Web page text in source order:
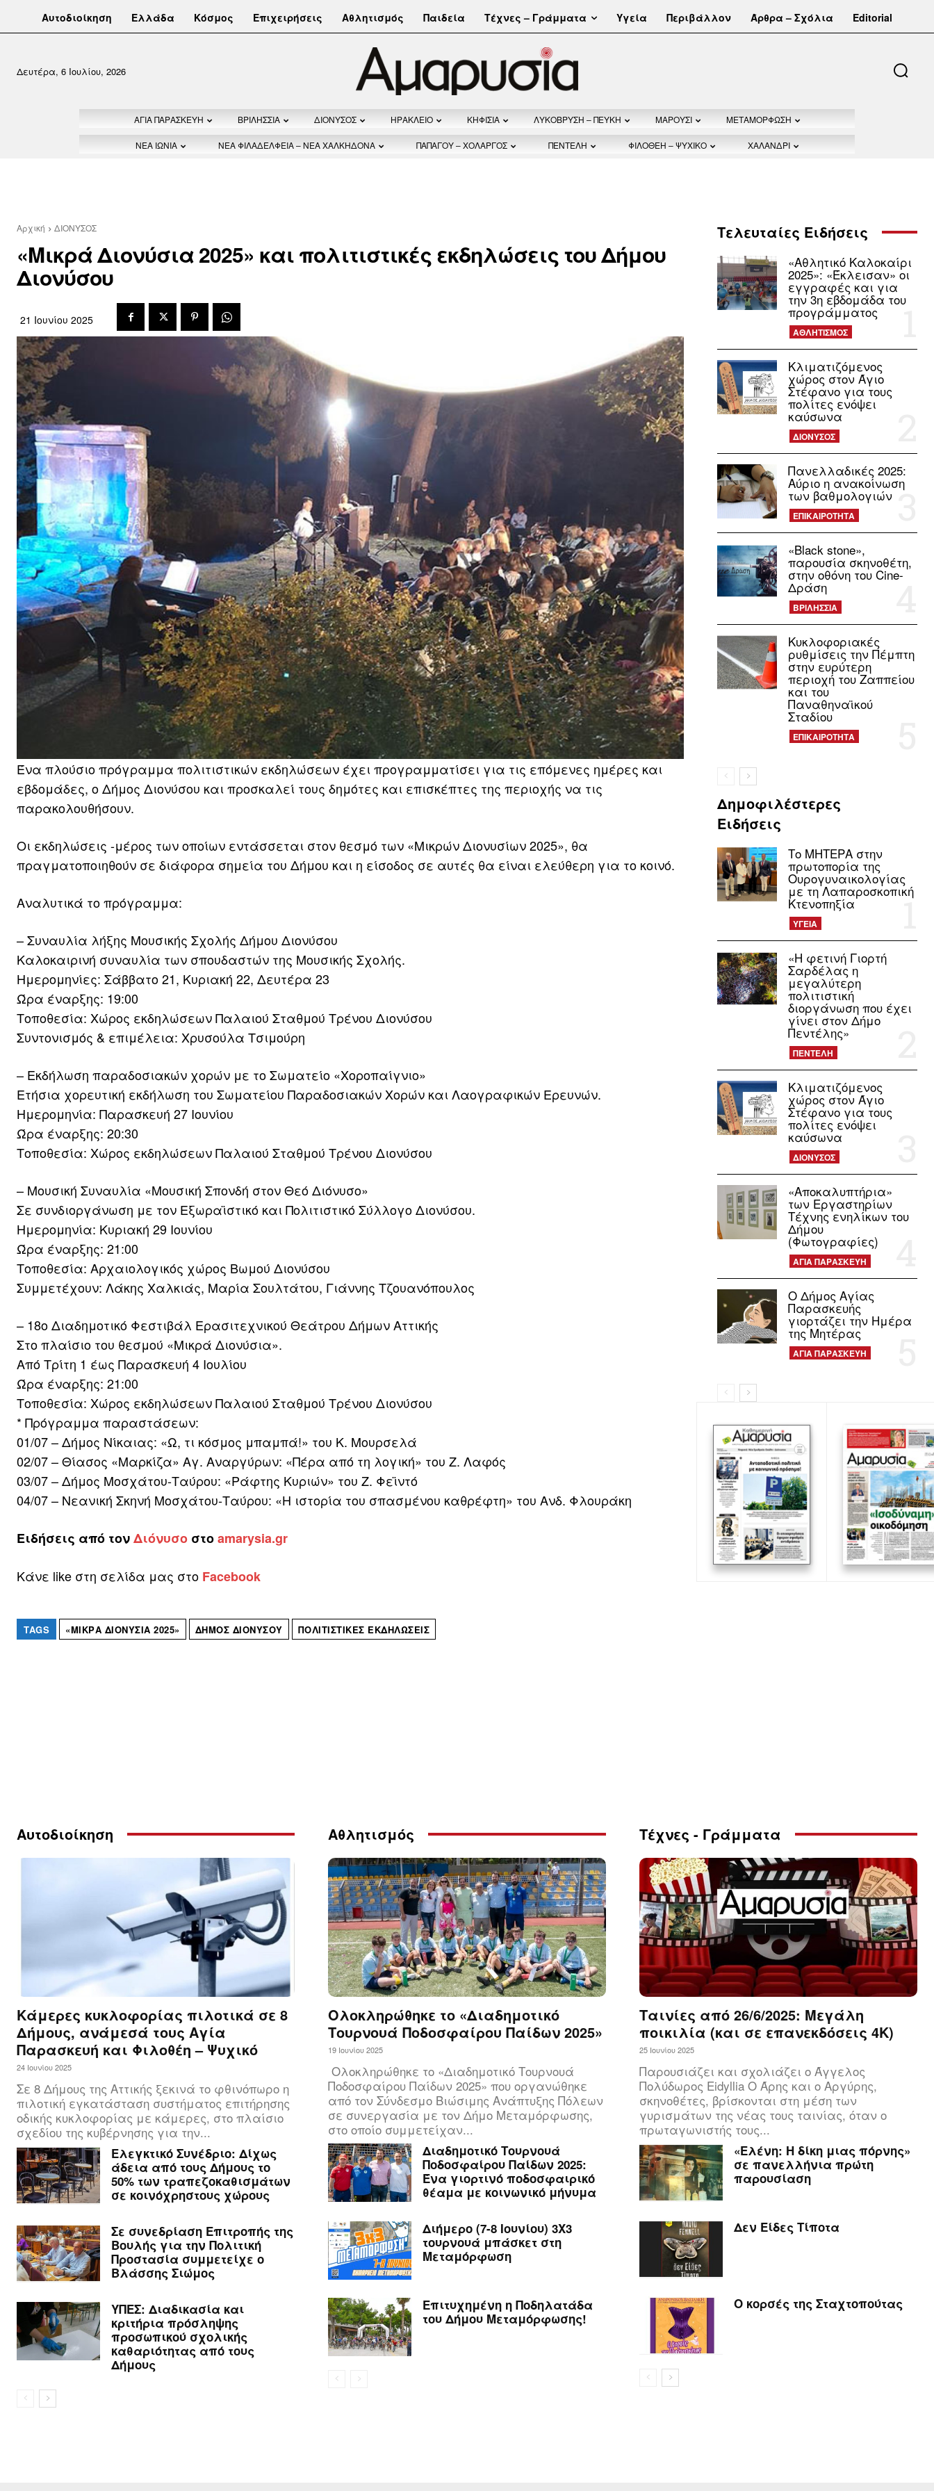
Αυτοδιοίκηση Ελλάδα Κόσμος Επιχειρήσεις Αθλητισμός Παιδεία Τέχνες – Γράμματα Υγεία Περιβάλλον Άρθρα – Σχόλια Editorial
Δευτέρα, 6 Ιουλίου, 2026
ΑΓΙΑ ΠΑΡΑΣΚΕΥΗ ΒΡΙΛΗΣΣΙΑ ΔΙΟΝΥΣΟΣ ΗΡΑΚΛΕΙΟ ΚΗΦΙΣΙΑ ΛΥΚΟΒΡΥΣΗ – ΠΕΥΚΗ ΜΑΡΟΥΣΙ ΜΕΤΑΜΟΡΦΩΣΗ
ΝΕΑ ΙΩΝΙΑ ΝΕΑ ΦΙΛΑΔΕΛΦΕΙΑ – ΝΕΑ ΧΑΛΚΗΔΟΝΑ ΠΑΠΑΓΟΥ – ΧΟΛΑΡΓΟΣ ΠΕΝΤΕΛΗ ΦΙΛΟΘΕΗ – ΨΥΧΙΚΟ ΧΑΛΑΝΔΡΙ
Αρχική ΔΙΟΝΥΣΟΣ
«Μικρά Διονύσια 2025» και πολιτιστικές εκδηλώσεις του Δήμου
Διονύσου
21 Ιουνίου 2025
Ένα πλούσιο πρόγραμμα πολιτιστικών εκδηλώσεων έχει προγραμματίσει για τις επόμενες ημέρες και
εβδομάδες, ο Δήμος Διονύσου και προσκαλεί τους δημότες και επισκέπτες της περιοχής να τις
παρακολουθήσουν.
Οι εκδηλώσεις -μέρος των οποίων εντάσσεται στον θεσμό των «Μικρών Διονυσίων 2025», θα
πραγματοποιηθούν σε διάφορα σημεία του Δήμου και η είσοδος σε αυτές θα είναι ελεύθερη για το κοινό.
Αναλυτικά το πρόγραμμα:
– Συναυλία λήξης Μουσικής Σχολής Δήμου Διονύσου
Καλοκαιρινή συναυλία των σπουδαστών της Μουσικής Σχολής.
Ημερομηνίες: Σάββατο 21, Κυριακή 22, Δευτέρα 23
Ώρα έναρξης: 19:00
Τοποθεσία: Χώρος εκδηλώσεων Παλαιού Σταθμού Τρένου Διονύσου
Συντονισμός & επιμέλεια: Χρυσούλα Τσιμούρη
– Εκδήλωση παραδοσιακών χορών με το Σωματείο «Χοροπαίγνιο»
Ετήσια χορευτική εκδήλωση του Σωματείου Παραδοσιακών Χορών και Λαογραφικών Ερευνών.
Ημερομηνία: Παρασκευή 27 Ιουνίου
Ώρα έναρξης: 20:30
Τοποθεσία: Χώρος εκδηλώσεων Παλαιού Σταθμού Τρένου Διονύσου
– Μουσική Συναυλία «Μουσική Σπονδή στον Θεό Διόνυσο»
Σε συνδιοργάνωση με τον Εξωραϊστικό και Πολιτιστικό Σύλλογο Διονύσου.
Ημερομηνία: Κυριακή 29 Ιουνίου
Ώρα έναρξης: 21:00
Τοποθεσία: Αρχαιολογικός χώρος Βωμού Διονύσου
Συμμετέχουν: Λάκης Χαλκιάς, Μαρία Σουλτάτου, Γιάννης Τζουανόπουλος
– 18ο Διαδημοτικό Φεστιβάλ Ερασιτεχνικού Θεάτρου Δήμων Αττικής
Στο πλαίσιο του θεσμού «Μικρά Διονύσια».
Από Τρίτη 1 έως Παρασκευή 4 Ιουλίου
Ώρα έναρξης: 21:00
Τοποθεσία: Χώρος εκδηλώσεων Παλαιού Σταθμού Τρένου Διονύσου
* Πρόγραμμα παραστάσεων:
01/07 – Δήμος Νίκαιας: «Ω, τι κόσμος μπαμπά!» του Κ. Μουρσελά
02/07 – Θίασος «Μαρκίζα» Αγ. Αναργύρων: «Πέρα από τη λογική» του Ζ. Λαφός
03/07 – Δήμος Μοσχάτου-Ταύρου: «Ράφτης Κυριών» του Ζ. Φεϊντό
04/07 – Νεανική Σκηνή Μοσχάτου-Ταύρου: «Η ιστορία του σπασμένου καθρέφτη» του Ανδ. Φλουράκη
Ειδήσεις από τονΔιόνυσο στοamarysia.gr
Κάνε like στη σελίδα μας στο Facebook
TAGS «ΜΙΚΡΆ ΔΙΟΝΎΣΙΑ 2025» ΔΉΜΟΣ ΔΙΟΝΎΣΟΥ ΠΟΛΙΤΙΣΤΙΚΈΣ ΕΚΔΗΛΏΣΕΙΣ
Τελευταίες Ειδήσεις
«Αθλητικό Καλοκαίρι
2025»: «Έκλεισαν» οι
εγγραφές και για
την 3η εβδομάδα του
προγράμματος
ΑΘΛΗΤΙΣΜΟΣ
Κλιματιζόμενος
χώρος στον Άγιο
Στέφανο για τους
πολίτες ενόψει
καύσωνα
ΔΙΟΝΥΣΟΣ
Πανελλαδικές 2025:
Αύριο η ανακοίνωση
των βαθμολογιών
ΕΠΙΚΑΙΡΟΤΗΤΑ
«Black stone»,
παρουσία σκηνοθέτη,
στην οθόνη του Cine-
Δράση
ΒΡΙΛΗΣΣΙΑ
Κυκλοφοριακές
ρυθμίσεις την Πέμπτη
στην ευρύτερη
περιοχή του Ζαππείου
και του
Παναθηναϊκού
Σταδίου
ΕΠΙΚΑΙΡΟΤΗΤΑ
Δημοφιλέστερες
Ειδήσεις
Το ΜΗΤΕΡΑ στην
πρωτοπορία της
Ουρογυναικολογίας
με τη Λαπαροσκοπική
Κτενοπηξία
ΥΓΕΙΑ
«Η φετινή Γιορτή
Σαρδέλας η
μεγαλύτερη
πολιτιστική
διοργάνωση που έχει
γίνει στον Δήμο
Πεντέλης»
ΠΕΝΤΕΛΗ
Κλιματιζόμενος
χώρος στον Άγιο
Στέφανο για τους
πολίτες ενόψει
καύσωνα
ΔΙΟΝΥΣΟΣ
«Αποκαλυπτήρια»
των Εργαστηρίων
Τέχνης ενηλίκων του
Δήμου
(Φωτογραφίες)
ΑΓΙΑ ΠΑΡΑΣΚΕΥΗ
Ο Δήμος Αγίας
Παρασκευής
γιορτάζει την Ημέρα
της Μητέρας
ΑΓΙΑ ΠΑΡΑΣΚΕΥΗ
Αυτοδιοίκηση
Κάμερες κυκλοφορίας πιλοτικά σε 8
Δήμους, ανάμεσά τους Αγία
Παρασκευή και Φιλοθέη – Ψυχικό
24 Ιουνίου 2025
Σε 8 Δήμους της Αττικής ξεκινά το φθινόπωρο η
πιλοτική εγκατάσταση συστήματος επιτήρησης
οδικής κυκλοφορίας με κάμερες, στο πλαίσιο
σχεδίου της κυβέρνησης για την...
Ελεγκτικό Συνέδριο: Δίχως
άδεια από τους Δήμους το
50% των τραπεζοκαθισμάτων
σε κοινόχρηστους χώρους
Σε συνεδρίαση Επιτροπής της
Βουλής για την Πολιτική
Προστασία συμμετείχε ο
Βλάσσης Σιώμος
ΥΠΕΣ: Διαδικασία και
κριτήρια πρόσληψης
προσωπικού σχολικής
καθαριότητας από τους
Δήμους
Αθλητισμός
Ολοκληρώθηκε το «Διαδημοτικό
Τουρνουά Ποδοσφαίρου Παίδων 2025»
19 Ιουνίου 2025
Ολοκληρώθηκε το «Διαδημοτικό Τουρνουά
Ποδοσφαίρου Παίδων 2025» που οργανώθηκε
από τον Σύνδεσμο Βιώσιμης Ανάπτυξης Πόλεων
σε συνεργασία με τον Δήμο Μεταμόρφωσης,
στο οποίο συμμετείχαν...
Διαδημοτικό Τουρνουά
Ποδοσφαίρου Παίδων 2025:
Ένα γιορτινό ποδοσφαιρικό
θέαμα με κοινωνικό μήνυμα
Διήμερο (7-8 Ιουνίου) 3Χ3
τουρνουά μπάσκετ στη
Μεταμόρφωση
Επιτυχημένη η Ποδηλατάδα
του Δήμου Μεταμόρφωσης!
Τέχνες - Γράμματα
Ταινίες από 26/6/2025: Μεγάλη
ποικιλία (και σε επανεκδόσεις 4Κ)
25 Ιουνίου 2025
Παρουσιάζει και σχολιάζει ο Άγγελος
Πολύδωρος Eidyllia Ο Άρης και ο Αργύρης,
σκηνοθέτες, βρίσκονται στη μέση των
γυρισμάτων της νέας τους ταινίας, όταν ο
πρωταγωνιστής τους...
«Ελένη: Η δίκη μιας πόρνης»
σε πανελλήνια πρώτη
παρουσίαση
Δεν Είδες Τίποτα
Ο κορσές της Σταχτοπούτας